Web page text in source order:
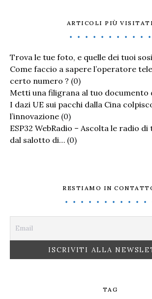
ARTICOLI PIÙ VISITATI
Trova le tue foto, e quelle dei tuoi
Come faccio a sapere l’operatore
certo numero ? (0)
Metti una filigrana al tuo documento
I dazi UE sui pacchi dalla Cina
l’innovazione (0)
ESP32 WebRadio – Ascolta le radio
dal salotto di… (0)
RESTIAMO IN
TAG